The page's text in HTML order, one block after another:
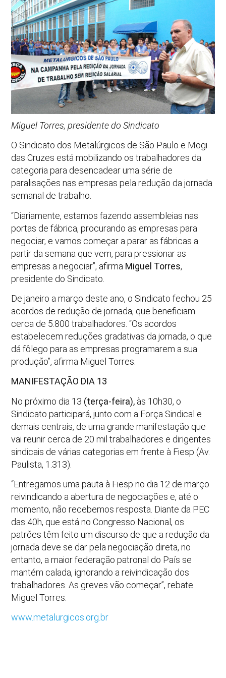
Miguel Torres, presidente do Sindicato
O Sindicato dos Metalúrgicos de São Paulo e Mogi
das Cruzes está mobilizando os trabalhadores da
categoria para desencadear uma série de
paralisações nas empresas pela redução da jornada
semanal de trabalho.
“Diariamente, estamos fazendo assembleias nas
portas de fábrica, procurando as empresas para
negociar, e vamos começar a parar as fábricas a
partir da semana que vem, para pressionar as
empresas a negociar”, afirma Miguel Torres,
presidente do Sindicato.
De janeiro a março deste ano, o Sindicato fechou 25
acordos de redução de jornada, que beneficiam
cerca de 5.800 trabalhadores. “Os acordos
estabelecem reduções gradativas da jornada, o que
dá fôlego para as empresas programarem a sua
produção”, afirma Miguel Torres.
MANIFESTAÇÃO DIA 13
No próximo dia 13 (terça-feira), às 10h30, o
Sindicato participará, junto com a Força Sindical e
demais centrais, de uma grande manifestação que
vai reunir cerca de 20 mil trabalhadores e dirigentes
sindicais de várias categorias em frente à Fiesp (Av.
Paulista, 1.313).
“Entregamos uma pauta à Fiesp no dia 12 de março
reivindicando a abertura de negociações e, até o
momento, não recebemos resposta. Diante da PEC
das 40h, que está no Congresso Nacional, os
patrões têm feito um discurso de que a redução da
jornada deve se dar pela negociação direta, no
entanto, a maior federação patronal do País se
mantém calada, ignorando a reivindicação dos
trabalhadores. As greves vão começar”, rebate
Miguel Torres.
www.metalurgicos.org.br